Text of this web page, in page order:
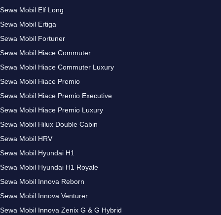
Sewa Mobil Elf Long
Sewa Mobil Ertiga
Sewa Mobil Fortuner
Sewa Mobil Hiace Commuter
Sewa Mobil Hiace Commuter Luxury
Sewa Mobil Hiace Premio
Sewa Mobil Hiace Premio Executive
Sewa Mobil Hiace Premio Luxury
Sewa Mobil Hilux Double Cabin
Sewa Mobil HRV
Sewa Mobil Hyundai H1
Sewa Mobil Hyundai H1 Royale
Sewa Mobil Innova Reborn
Sewa Mobil Innova Venturer
Sewa Mobil Innova Zenix G & G Hybrid